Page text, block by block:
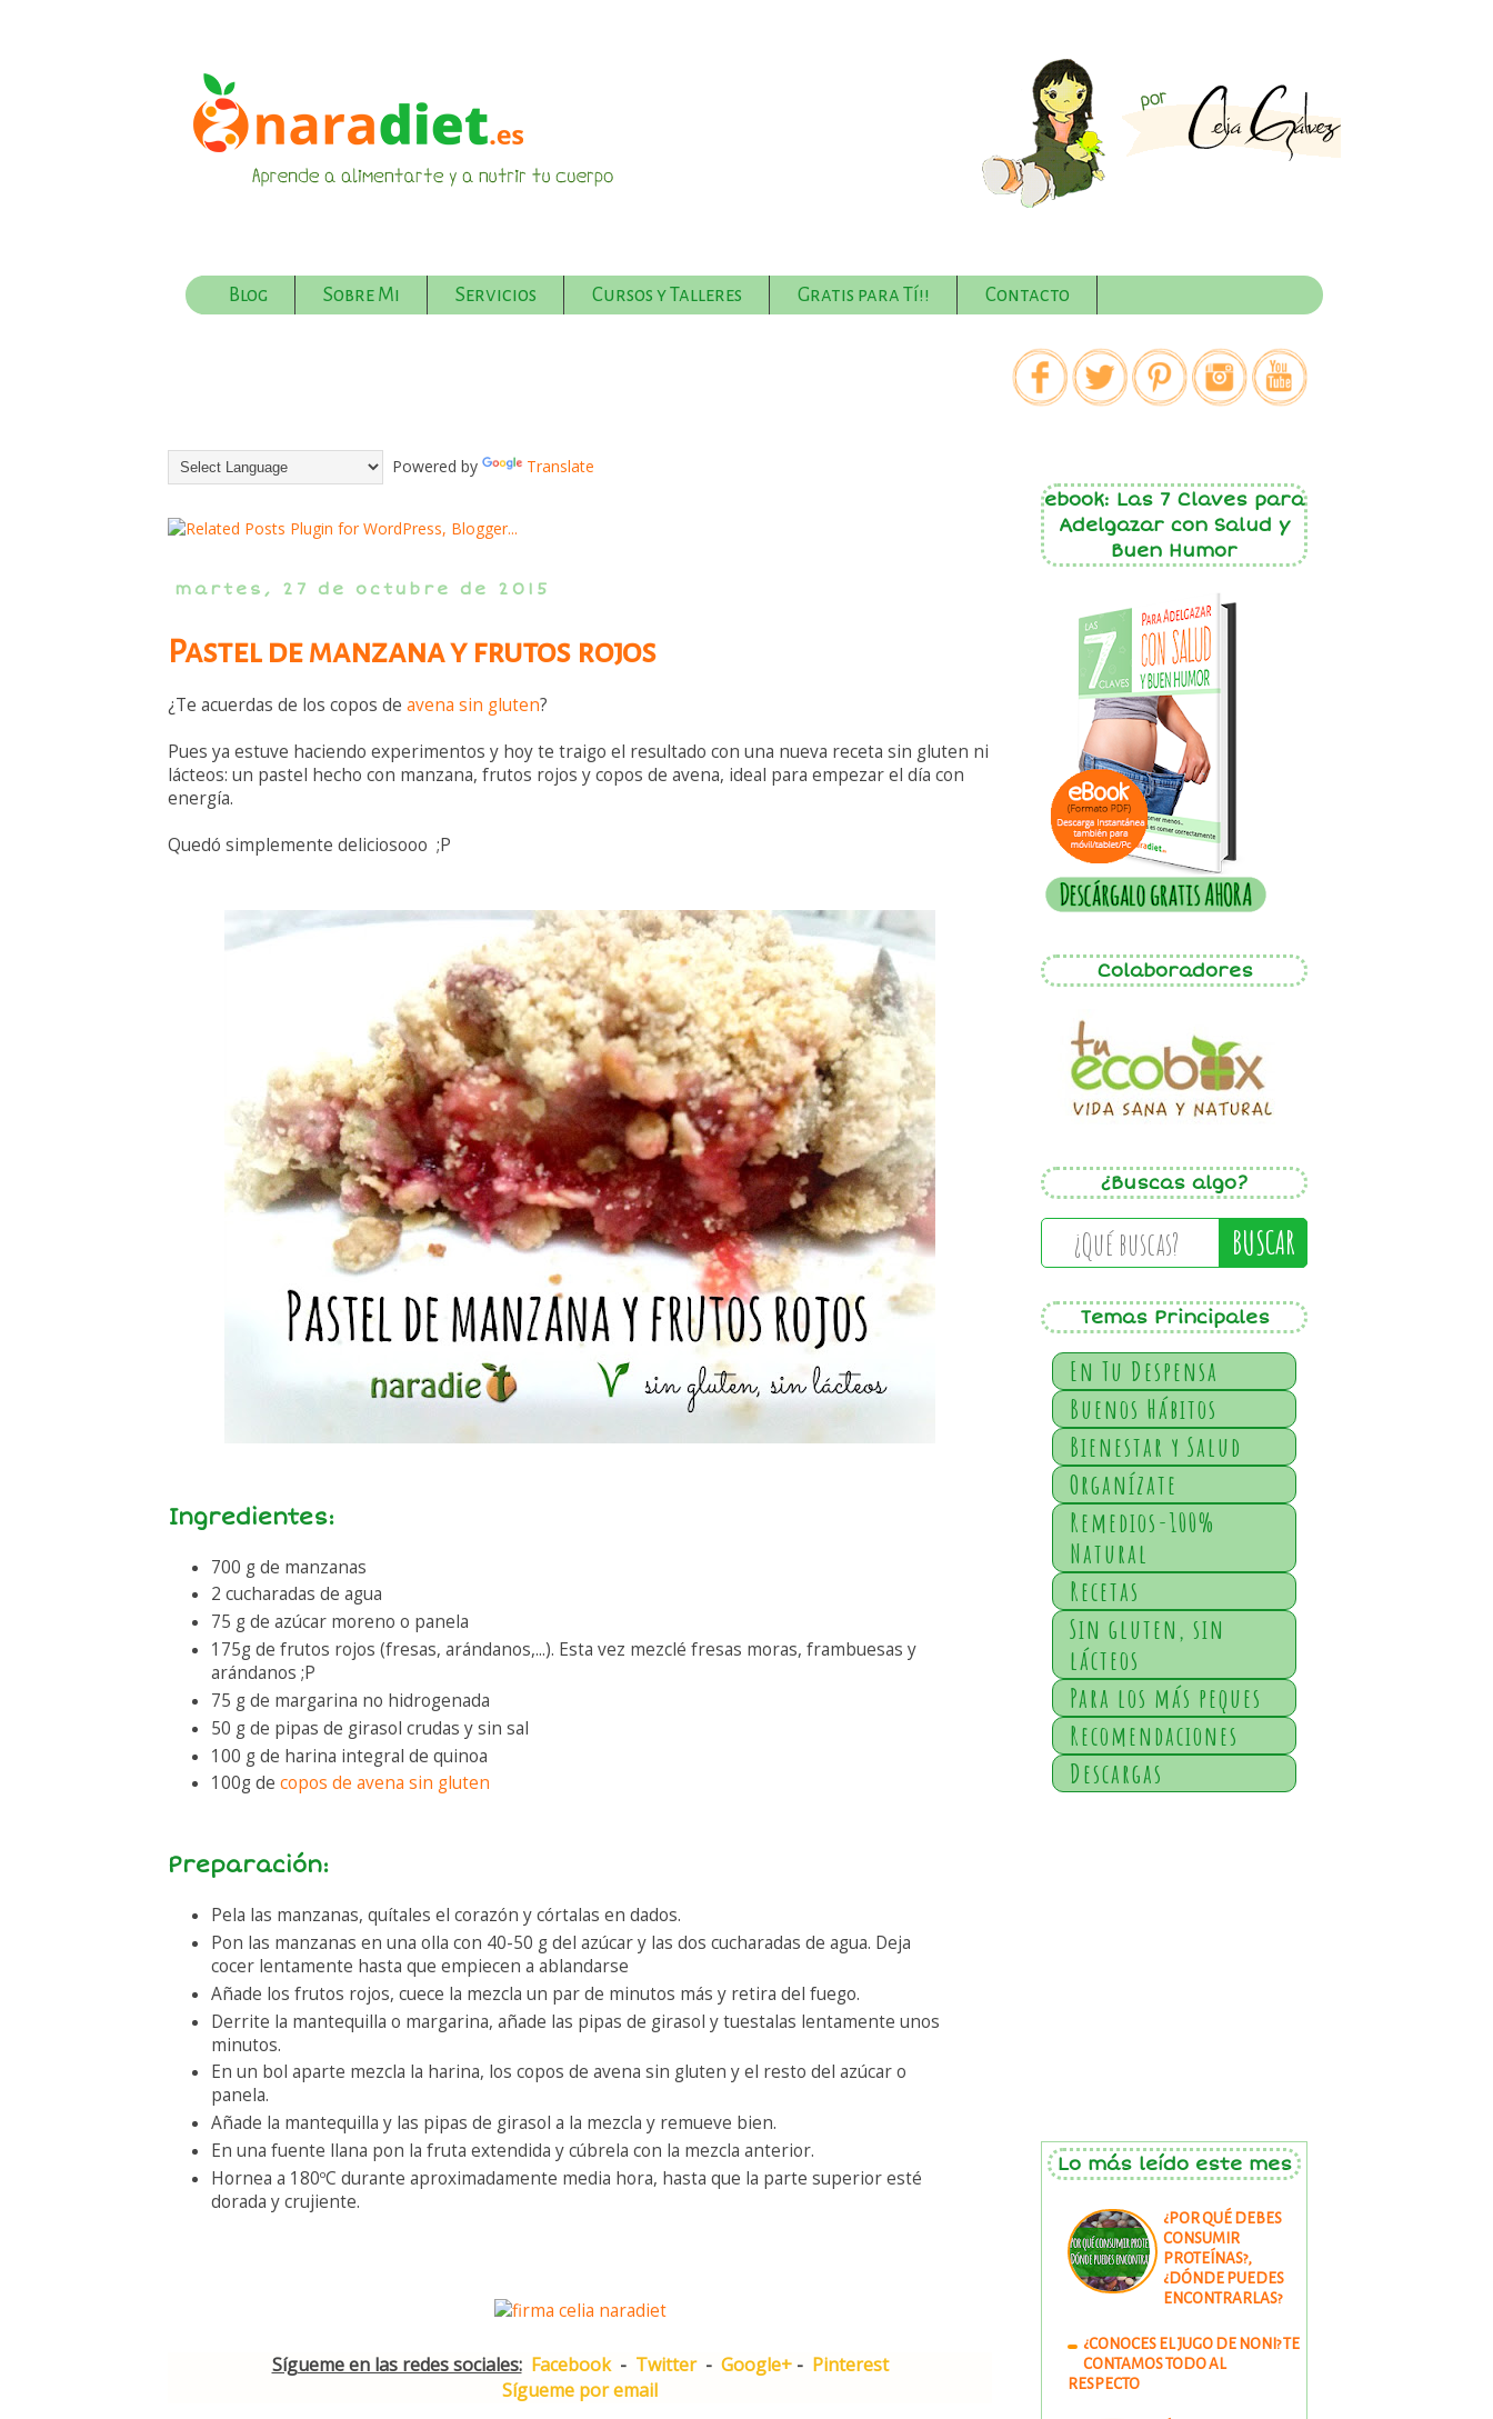
Blog Sobre Mi Servicios Cursos y Talleres Gratis para Tí!! Contacto
Powered by Translate
martes, 27 de octubre de 2015
Pastel de manzana y frutos rojos
¿Te acuerdas de los copos de avena sin gluten?
Pues ya estuve haciendo experimentos y hoy te traigo el resultado con una nueva receta sin gluten ni
lácteos: un pastel hecho con manzana, frutos rojos y copos de avena, ideal para empezar el día con
energía.
Quedó simplemente deliciosooo ;P
Ingredientes:
700 g de manzanas
2 cucharadas de agua
75 g de azúcar moreno o panela
175g de frutos rojos (fresas, arándanos,...). Esta vez mezclé fresas moras, frambuesas y
arándanos ;P
75 g de margarina no hidrogenada
50 g de pipas de girasol crudas y sin sal
100 g de harina integral de quinoa
100g de copos de avena sin gluten
Preparación:
Pela las manzanas, quítales el corazón y córtalas en dados.
Pon las manzanas en una olla con 40-50 g del azúcar y las dos cucharadas de agua. Deja
cocer lentamente hasta que empiecen a ablandarse
Añade los frutos rojos, cuece la mezcla un par de minutos más y retira del fuego.
Derrite la mantequilla o margarina, añade las pipas de girasol y tuestalas lentamente unos
minutos.
En un bol aparte mezcla la harina, los copos de avena sin gluten y el resto del azúcar o
panela.
Añade la mantequilla y las pipas de girasol a la mezcla y remueve bien.
En una fuente llana pon la fruta extendida y cúbrela con la mezcla anterior.
Hornea a 180ºC durante aproximadamente media hora, hasta que la parte superior esté
dorada y crujiente.
Sígueme en las redes sociales: Facebook- Twitter- Google+ - Pinterest
Sígueme por email
ebook: Las 7 Claves para
Adelgazar con Salud y
Buen Humor
Colaboradores
¿Buscas algo?
BUSCAR
Temas Principales
En Tu Despensa
Buenos Hábitos
Bienestar y Salud
Organízate
Remedios-100%
Natural
Recetas
Sin gluten, sin
lácteos
Para los más peques
Recomendaciones
Descargas
Lo más leído este mes
¿POR QUÉ DEBES
CONSUMIR
PROTEÍNAS?,
¿DÓNDE PUEDES
ENCONTRARLAS?
¿CONOCES EL JUGO DE NONI? TE
CONTAMOS TODO AL
RESPECTO